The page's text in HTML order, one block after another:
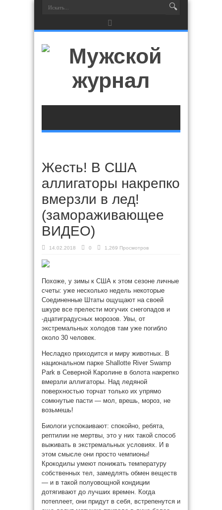
Жесть! В США
аллигаторы накрепко
вмерзли в лед!
(замораживающее
ВИДЕО)
14.02.2018 0 1,269 Просмотров
Похоже, у зимы к США к этом сезоне личные
счеты: уже несколько недель некоторые
Соединенные Штаты ощущают на своей
шкуре все прелести могучих снегопадов и
-дцатиградусных морозов. Увы, от
экстремальных холодов там уже погибло
около 30 человек.
Несладко приходится и миру животных. В
национальном парке Shallotte River Swamp
Park в Северной Каролине в болота накрепко
вмерзли аллигаторы. Над ледяной
поверхностью торчат только их упрямо
сомкнутые пасти — мол, врешь, мороз, не
возьмешь!
Биологи успокаивают: спокойно, ребята,
рептилии не мертвы, это у них такой способ
выживать в экстремальных условиях. И в
этом смысле они просто чемпионы!
Крокодилы умеют понижать температуру
собственных тел, замедлять обмен веществ
— и в такой полуовощной кондиции
дотягивают до лучших времен. Когда
потеплеет, они придут в себя, встрепенутся и